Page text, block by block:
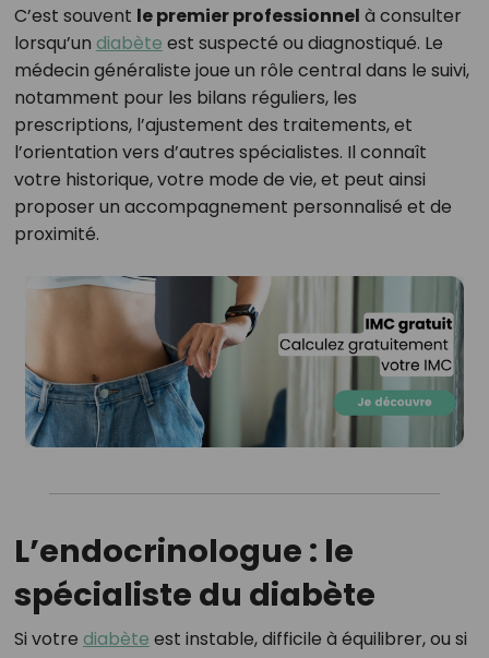
C’est souvent le premier professionnel à consulter
lorsqu’un diabète est suspecté ou diagnostiqué. Le
médecin généraliste joue un rôle central dans le suivi,
notamment pour les bilans réguliers, les
prescriptions, l’ajustement des traitements, et
l’orientation vers d’autres spécialistes. Il connaît
votre historique, votre mode de vie, et peut ainsi
proposer un accompagnement personnalisé et de
proximité.
L’endocrinologue : le
spécialiste du diabète
Si votre diabète est instable, difficile à équilibrer, ou si